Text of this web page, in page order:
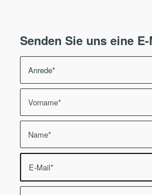
Senden Sie uns eine